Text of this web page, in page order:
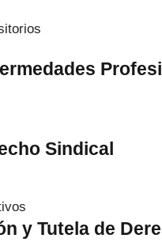
Sindical
y Tutela de